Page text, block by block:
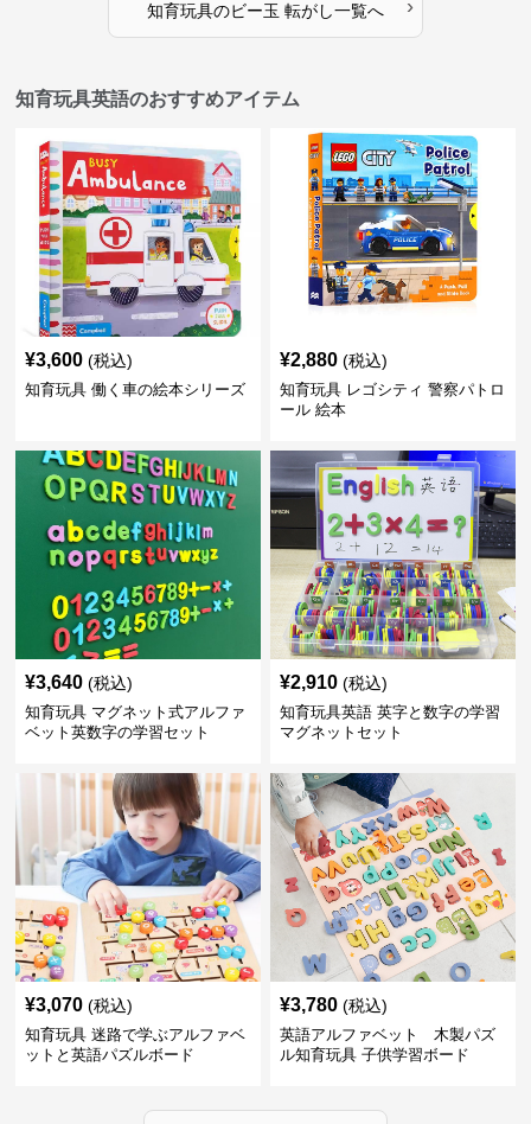
知育玩具のビー玉 転がし一覧へ ›
知育玩具英語のおすすめアイテム
¥3,600 (税込)
知育玩具 働く車の絵本シリーズ
¥2,880 (税込)
知育玩具 レゴシティ 警察パトロ
ール 絵本
¥3,640 (税込)
知育玩具 マグネット式アルファ
ベット英数字の学習セット
¥2,910 (税込)
知育玩具英語 英字と数字の学習
マグネットセット
¥3,070 (税込)
知育玩具 迷路で学ぶアルファベ
ットと英語パズルボード
¥3,780 (税込)
英語アルファベット 木製パズ
ル知育玩具 子供学習ボード